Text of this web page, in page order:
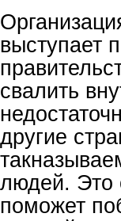
выступает
свалить
другие
людей. Это
поможет